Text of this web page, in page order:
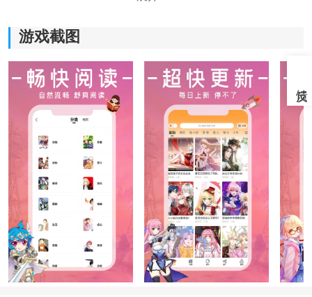
《漫画园手机版》软件优势：
1.阅读界面的背景颜色可以自定义的修改，还能够将漫画
画面大小自由收放管理。
2.漫画作品更新速度很快，在漫画作品介绍界面中会看到
更新时间。
游戏截图